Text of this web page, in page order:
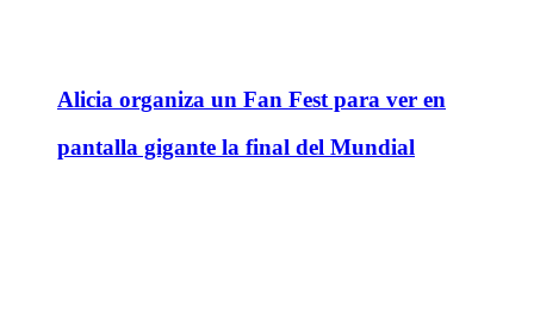
Alicia organiza un Fan Fest para ver en
pantalla gigante la final del Mundial